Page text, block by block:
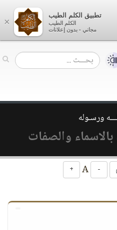
ورسـوله
والصفات
-
+
×
تطبيق الكلم الطيب
الكلم الطيب
مجاني - بدون إعلانات